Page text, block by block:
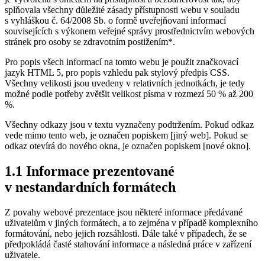
splňovala všechny důležité zásady přístupnosti webu v souladu
s vyhláškou č. 64/2008 Sb. o formě uveřejňovaní informací
souvisejících s výkonem veřejné správy prostřednictvím webových
stránek pro osoby se zdravotním postižením*.
Pro popis všech informací na tomto webu je použit značkovací
jazyk HTML 5, pro popis vzhledu pak stylový předpis CSS.
Všechny velikosti jsou uvedeny v relativních jednotkách, je tedy
možné podle potřeby zvětšit velikost písma v rozmezí 50 % až 200
%.
Všechny odkazy jsou v textu vyznačeny podtržením. Pokud odkaz
vede mimo tento web, je označen popiskem [jiný web]. Pokud se
odkaz otevírá do nového okna, je označen popiskem [nové okno].
1.1 Informace prezentované
v nestandardních formátech
Z povahy webové prezentace jsou některé informace předávané
uživatelům v jiných formátech, a to zejména v případě komplexního
formátování, nebo jejich rozsáhlosti. Dále také v případech, že se
předpokládá časté stahování informace a následná práce v zařízení
uživatele.